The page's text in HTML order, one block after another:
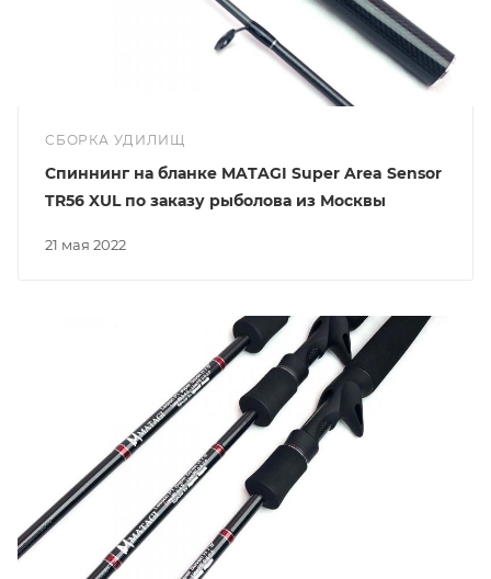
СБОРКА УДИЛИЩ
21 мая 2022
Спиннинг на бланке MATAGI Super Area Sensor
TR56 XUL по заказу рыболова из Москвы